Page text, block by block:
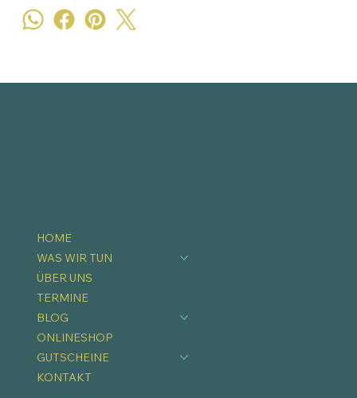
HOME
WAS WIR TUN
ÜBER UNS
TERMINE
BLOG
ONLINESHOP
GUTSCHEINE
KONTAKT